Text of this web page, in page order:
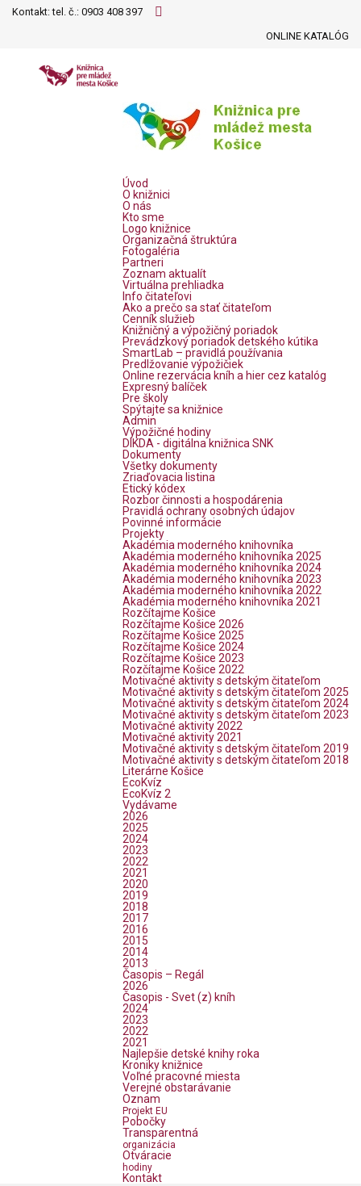
Kontakt: tel. č.: 0903 408 397
ONLINE KATALÓG
Úvod
O knižnici
O nás
Kto sme
Logo knižnice
Organizačná štruktúra
Fotogaléria
Partneri
Zoznam aktualít
Virtuálna prehliadka
Info čitateľovi
Ako a prečo sa stať čitateľom
Cenník služieb
Knižničný a výpožičný poriadok
Prevádzkový poriadok detského kútika
SmartLab – pravidlá používania
Predlžovanie výpožičiek
Online rezervácia kníh a hier cez katalóg
Expresný balíček
Pre školy
Spýtajte sa knižnice
Admin
Výpožičné hodiny
DIKDA - digitálna knižnica SNK
Dokumenty
Všetky dokumenty
Zriaďovacia listina
Etický kódex
Rozbor činnosti a hospodárenia
Pravidlá ochrany osobných údajov
Povinné informácie
Projekty
Akadémia moderného knihovníka
Akadémia moderného knihovníka 2025
Akadémia moderného knihovníka 2024
Akadémia moderného knihovníka 2023
Akadémia moderného knihovníka 2022
Akadémia moderného knihovníka 2021
Rozčítajme Košice
Rozčítajme Košice 2026
Rozčítajme Košice 2025
Rozčítajme Košice 2024
Rozčítajme Košice 2023
Rozčítajme Košice 2022
Motivačné aktivity s detským čitateľom
Motivačné aktivity s detským čitateľom 2025
Motivačné aktivity s detským čitateľom 2024
Motivačné aktivity s detským čitateľom 2023
Motivačné aktivity 2022
Motivačné aktivity 2021
Motivačné aktivity s detským čitateľom 2019
Motivačné aktivity s detským čitateľom 2018
Literárne Košice
EcoKvíz
EcoKvíz 2
Vydávame
2026
2025
2024
2023
2022
2021
2020
2019
2018
2017
2016
2015
2014
2013
Časopis – Regál
2026
Časopis - Svet (z) kníh
2024
2023
2022
2021
Najlepšie detské knihy roka
Kroniky knižnice
Voľné pracovné miesta
Verejné obstarávanie
Oznam
Projekt EU
Pobočky
Transparentná
organizácia
Otváracie
hodiny
Kontakt